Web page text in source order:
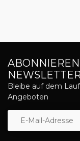
NEWSLETTER
Bleibe auf dem
Angeboten